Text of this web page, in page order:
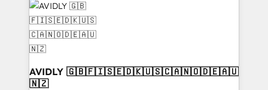
CRM and webdesign (We focus on EMEA - USA
customers).
AVIDLY 🇬🇧🇫🇮🇸🇪🇩🇰🇺🇸🇨🇦🇳🇴🇩🇪🇦🇺
🇳🇿